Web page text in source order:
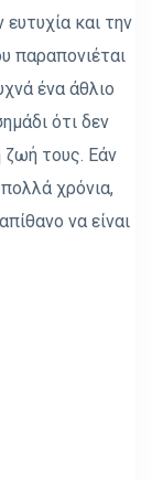
ευτυχία και την
παραπονιέται
ένα άθλιο
ότι δεν
ζωή τους. Εάν
χρόνια,
να είναι